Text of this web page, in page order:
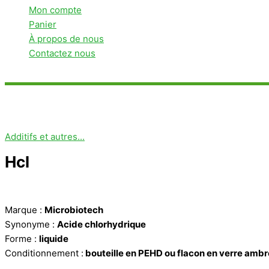
Mon compte
Panier
À propos de nous
Contactez nous
Additifs et autres...
Hcl
Marque : Microbiotech
Synonyme : Acide chlorhydrique
Forme : liquide
Conditionnement : bouteille en PEHD ou flacon en verre